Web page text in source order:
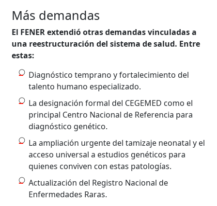
Más demandas
El FENER extendió otras demandas vinculadas a
una reestructuración del sistema de salud. Entre
estas:
Diagnóstico temprano y fortalecimiento del
talento humano especializado.
La designación formal del CEGEMED como el
principal Centro Nacional de Referencia para
diagnóstico genético.
La ampliación urgente del tamizaje neonatal y el
acceso universal a estudios genéticos para
quienes conviven con estas patologías.
Actualización del Registro Nacional de
Enfermedades Raras.